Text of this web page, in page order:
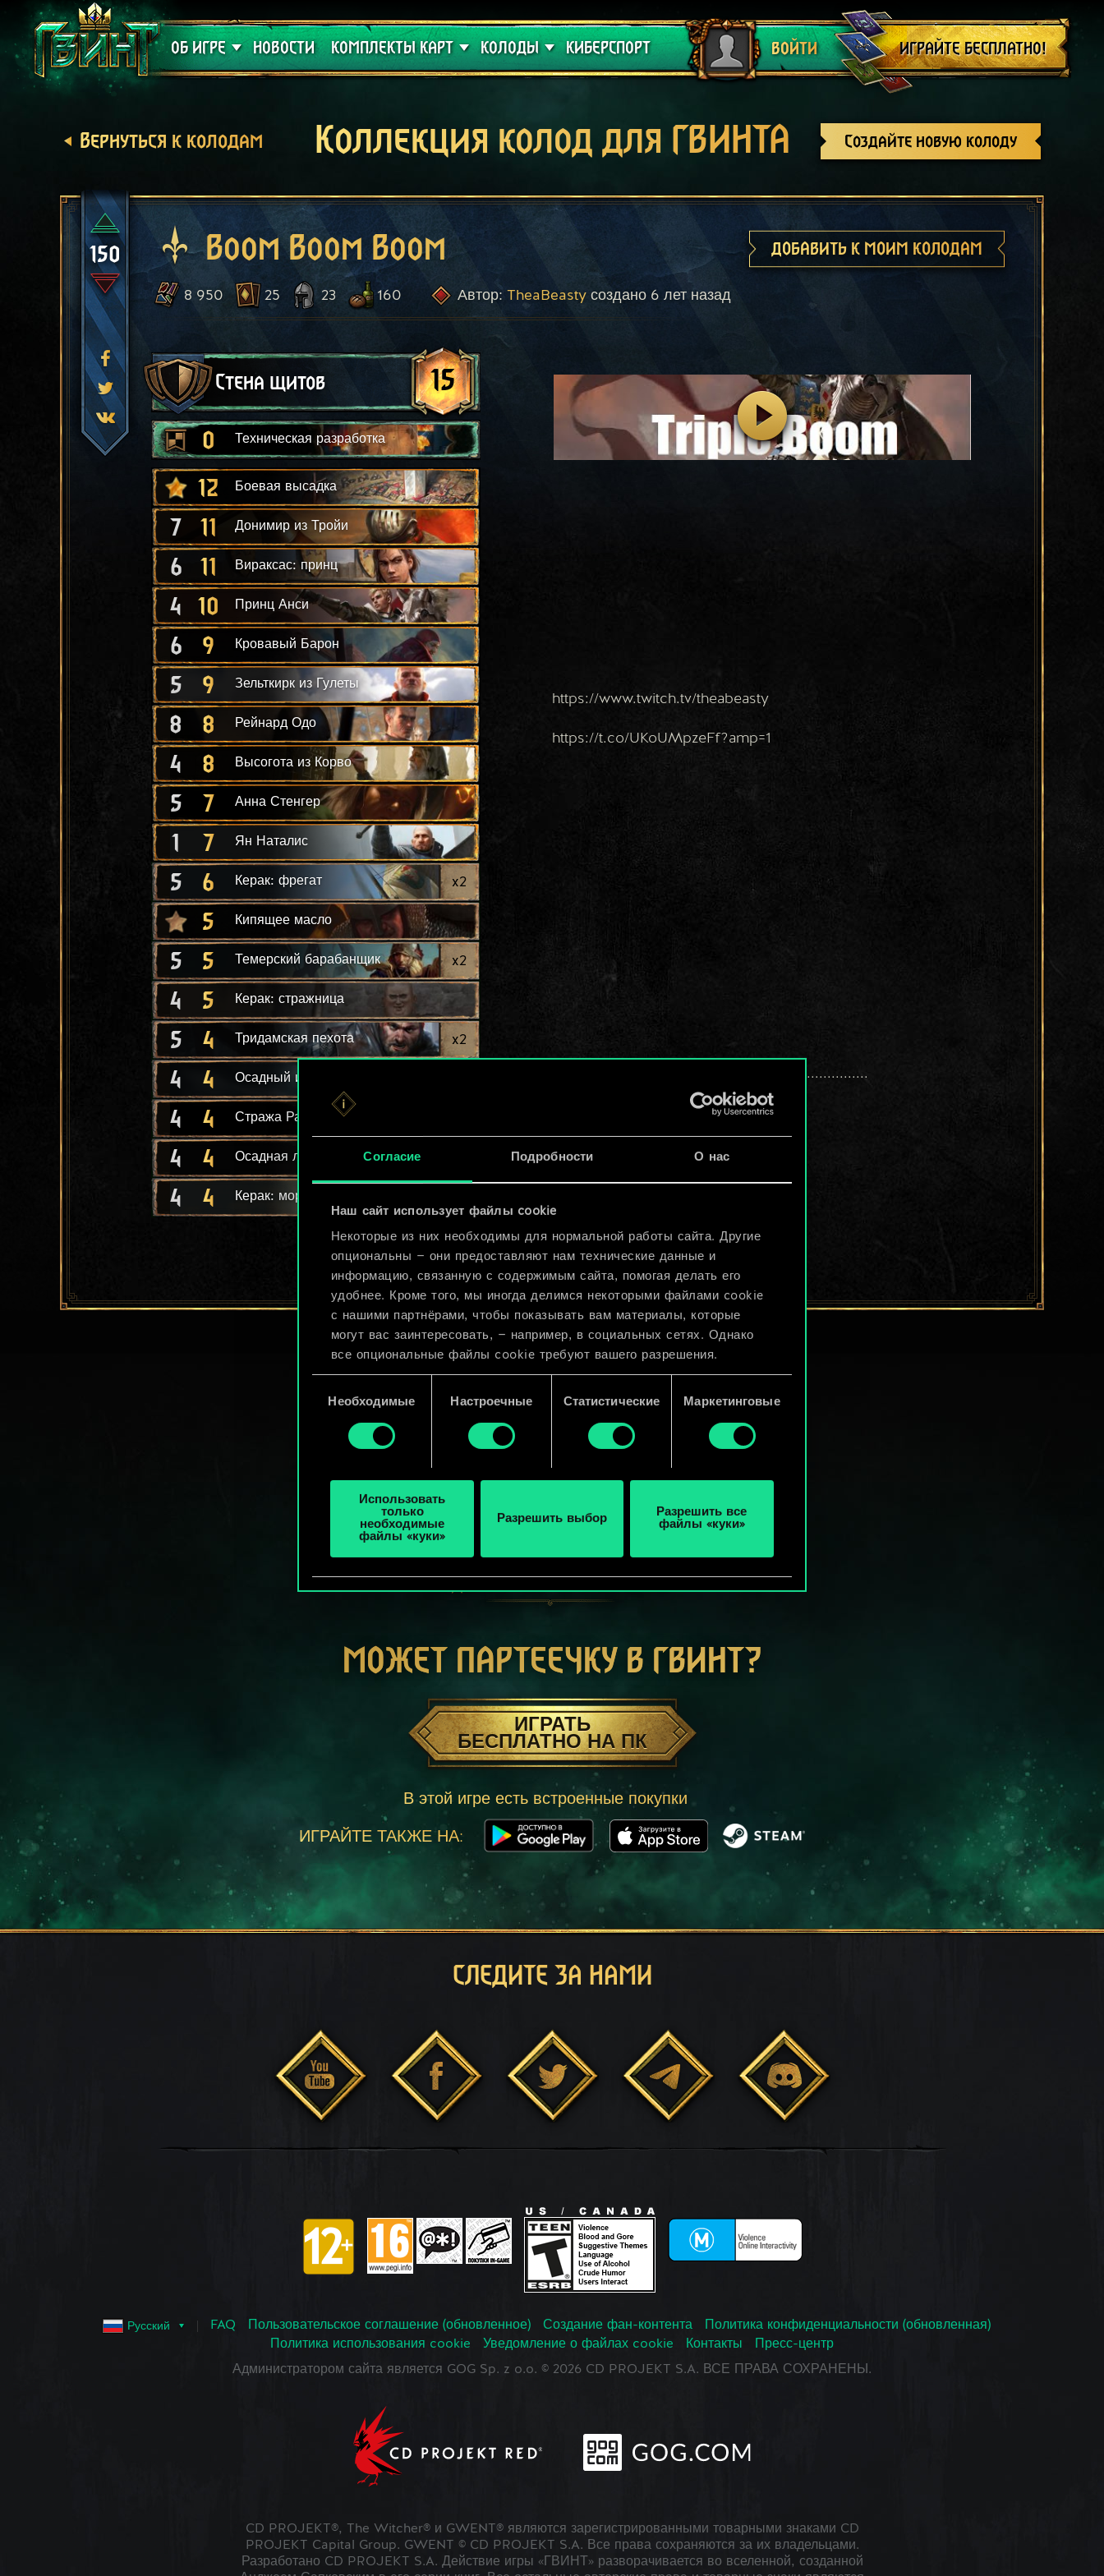
Согласие Подробности О нас
Наш сайт использует файлы cookie
Некоторые из них необходимы для нормальной работы сайта. Другие
опциональны — они предоставляют нам технические данные и
информацию, связанную с содержимым сайта, помогая делать его
удобнее. Кроме того, мы иногда делимся некоторыми файлами cookie
с нашими партнёрами, чтобы показывать вам материалы, которые
могут вас заинтересовать, — например, в социальных сетях. Однако
все опциональные файлы cookie требуют вашего разрешения.
Найти подробную информацию о том, как мы используем ваши файлы
«Настройки» ниже.
согласия
Необходимые Настроечные Статистические Маркетинговые
Использовать
только
необходимые
файлы «куки»
Разрешить выбор
Разрешить все
файлы «куки»
ОБ ИГРЕ
Поддержка
НОВОСТИ КОМПЛЕКТЫ КАРТ
Алое проклятие
КОЛОДЫ
Гайды
КИБЕРСПОРТ ВОЙТИ
Выйти
ИГРАЙТЕ БЕСПЛАТНО!
Вернуться к колодам Создайте новую колоду
Коллекция колод для ГВИНТА
150 Boom Boom Boom ДОБАВИТЬ К МОИМ КОЛОДАМ
8 950 25 23 160 Автор: TheaBeasty создано 6 лет назад
Стена щитов 15
0 Техническая разработка
12 Боевая высадка
7 11 Донимир из Тройи
6 11 Вираксас: принц
4 10 Принц Анси
6 9 Кровавый Барон
5 9 Зельткирк из Гулеты
8 8 Рейнард Одо
4 8 Высогота из Корво
5 7 Анна Стенгер
1 7 Ян Наталис
5 6 Керак: фрегат x2
5 Кипящее масло
5 5 Темерский барабанщик x2
4 5 Керак: стражница
5 4 Тридамская пехота x2
4 4 Осадный инженер
4 4 Стража Радовида
4 4 Осадная лестница
4 4 Керак: морпех
https://www.twitch.tv/theabeasty
https://t.co/UKoUMpzeFf?amp=1
.............................................................................
МОЖЕТ ПАРТЕЕЧКУ В ГВИНТ?
ИГРАТЬ
БЕСПЛАТНО НА ПК
В этой игре есть встроенные покупки
ИГРАЙТЕ ТАКЖЕ НА:
СЛЕДИТЕ ЗА НАМИ
Русский FAQ Пользовательское соглашение (обновленное) Создание фан-контента
Политика конфиденциальности (обновленная)
Политика использования cookie
Уведомление о файлах cookie Контакты
Пресс-центр
Администратором сайта является GOG Sp. z o.o. © 2026 CD PROJEKT S.A. ВСЕ ПРАВА СОХРАНЕНЫ.
CD PROJEKT®, The Witcher® и GWENT® являются зарегистрированными товарными знаками CD
PROJEKT Capital Group. GWENT © CD PROJEKT S.A. Все права сохраняются за их владельцами.
Разработано CD PROJEKT S.A. Действие игры «ГВИНТ» разворачивается во вселенной, созданной